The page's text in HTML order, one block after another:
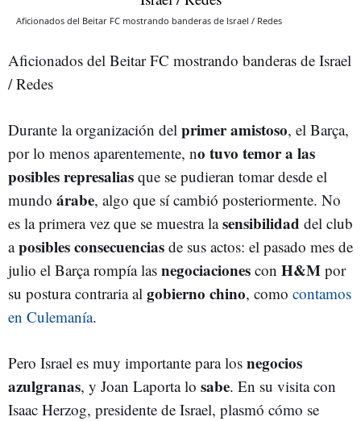
Aficionados del Beitar FC mostrando banderas de Israel / Redes
Aficionados del Beitar FC mostrando banderas de Israel
/ Redes
Durante la organización del primer amistoso, el Barça,
por lo menos aparentemente, no tuvo temor a las
posibles represalias que se pudieran tomar desde el
mundo árabe, algo que sí cambió posteriormente. No
es la primera vez que se muestra lasensibilidad del club
aposiblesconsecuencias de sus actos: el pasado mes de
julio el Barça rompía las negociaciones con H&M por
su postura contraria al gobierno chino, como contamos
en Culemanía.
Pero Israel es muy importante para los negocios
azulgranas, y Joan Laporta lo sabe. En su visita con
Isaac Herzog, presidente de Israel, plasmó cómo se